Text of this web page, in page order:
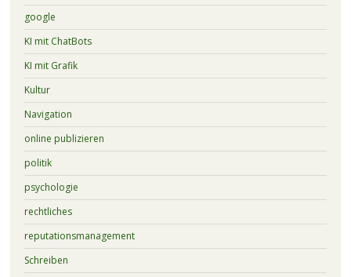
google
KI mit ChatBots
KI mit Grafik
Kultur
Navigation
online publizieren
politik
psychologie
rechtliches
reputationsmanagement
Schreiben